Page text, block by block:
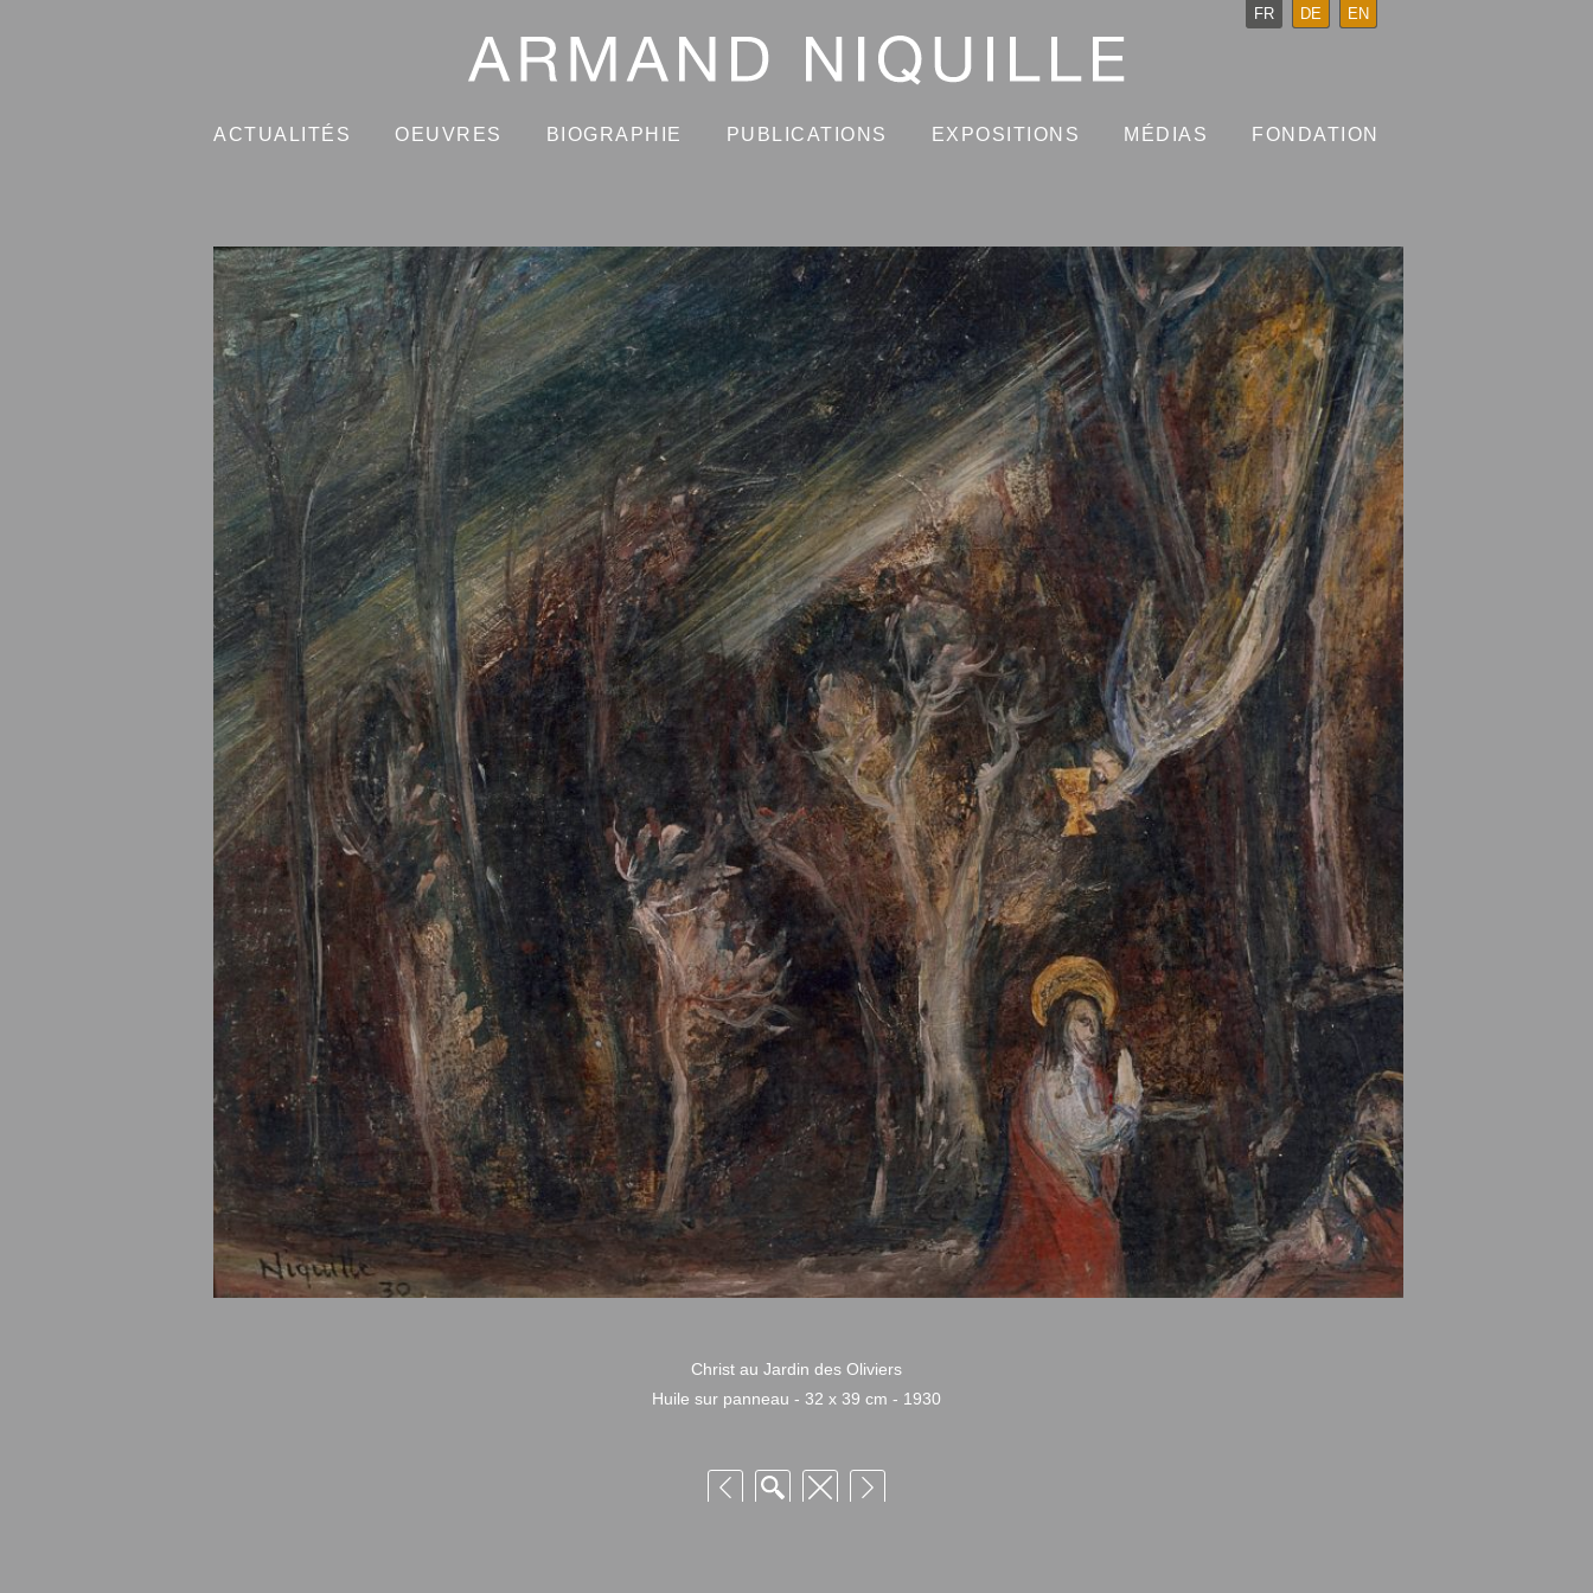
ACTUALITÉS OEUVRES BIOGRAPHIE PUBLICATIONS EXPOSITIONS MÉDIAS FONDATION
FR DE EN
Christ au Jardin des Oliviers
Huile sur panneau - 32 x 39 cm - 1930